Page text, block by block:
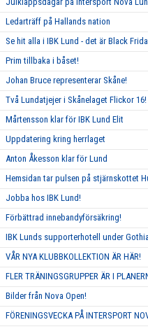
Ledarträff på Hallands nation
Se hit alla i IBK Lund - det är Black
Prim tillbaka i båset!
Johan Bruce representerar Skåne!
Två Lundatjejer i Skånelaget Flickor 16!
Mårtensson klar för IBK Lund Elit
Uppdatering kring herrlaget
Anton Åkesson klar för Lund
Hemsidan tar pulsen på stjärnskottet
Jobba hos IBK Lund!
Förbättrad innebandyförsäkring!
IBK Lunds supporterhotell under
VÅR NYA KLUBBKOLLEKTION ÄR HÄR!
FLER TRÄNINGSGRUPPER ÄR I
Bilder från Nova Open!
FÖRENINGSVECKA PÅ INTERSPORT